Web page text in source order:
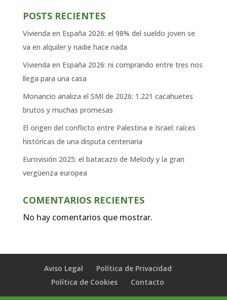
POSTS RECIENTES
Vivienda en España 2026: el 98% del sueldo joven se
va en alquiler y nadie hace nada
Vivienda en España 2026: ni comprando entre tres nos
llega para una casa
Monancio analiza el SMI de 2026: 1.221 cacahuetes
brutos y muchas promesas
El origen del conflicto entre Palestina e Israel: raíces
históricas de una disputa centenaria
Eurovisión 2025: el batacazo de Melody y la gran
vergüenza europea
COMENTARIOS RECIENTES
No hay comentarios que mostrar.
Aviso Legal
Política de Privacidad
Política de Cookies
Contacto